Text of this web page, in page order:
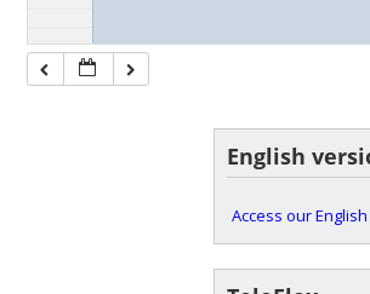
English
Access our